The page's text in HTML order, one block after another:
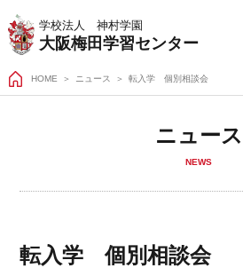
学校法人 神村学園
大阪梅田学習センター
HOME ＞ ニュース 転入学 個別相談会
ニュース
NEWS
転入学 個別相談会